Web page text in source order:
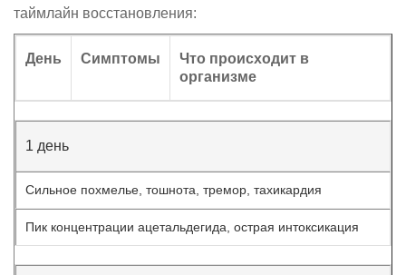
таймлайн восстановления:
День Симптомы
Что происходит в
организме
1 день
Сильное похмелье, тошнота, тремор, тахикардия
Пик концентрации ацетальдегида, острая интоксикация